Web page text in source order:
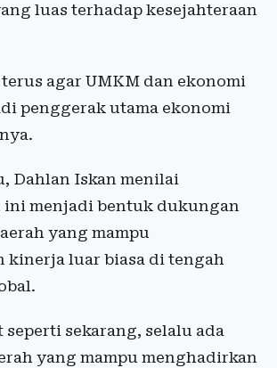
luas terhadap kesejahteraan
agar UMKM dan ekonomi
penggerak utama ekonomi
Dahlan Iskan menilai
ini menjadi bentuk dukungan
yang mampu
kinerja luar biasa di tengah
seperti sekarang, selalu ada
yang mampu menghadirkan